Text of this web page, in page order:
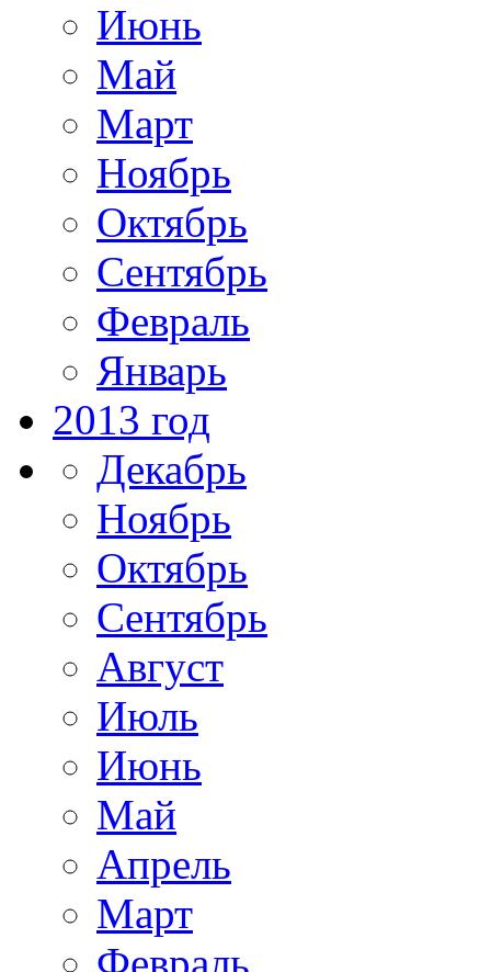
Июнь
Май
Март
Ноябрь
Октябрь
Сентябрь
Февраль
Январь
2013 год
Декабрь
Ноябрь
Октябрь
Сентябрь
Август
Июль
Июнь
Май
Апрель
Март